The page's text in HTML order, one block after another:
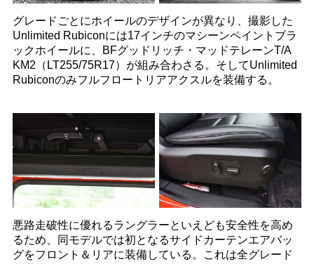
グレードごとにホイールのデザインが異なり、撮影した
Unlimited Rubiconには17インチのマシーンペイントブラ
ックホイールに、BFグッドリッチ・マッドテレーンT/A
KM2（LT255/75R17）が組み合わさる。そしてUnlimited
Rubiconのみフルフロートリアアクスルを装備する。
悪路走破性に優れるラングラーといえども安全性を高め
るため、同モデルでは初となるサイドカーテンエアバッ
グをフロント＆リアに装備している。これは全グレード